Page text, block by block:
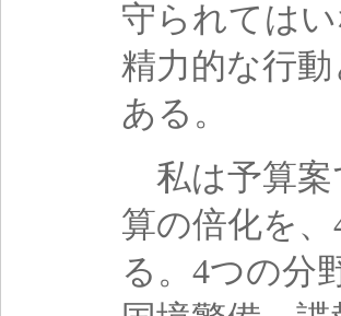
守られては
精力的な行
ある。
私は予算案
算の倍化を
る。4つの分